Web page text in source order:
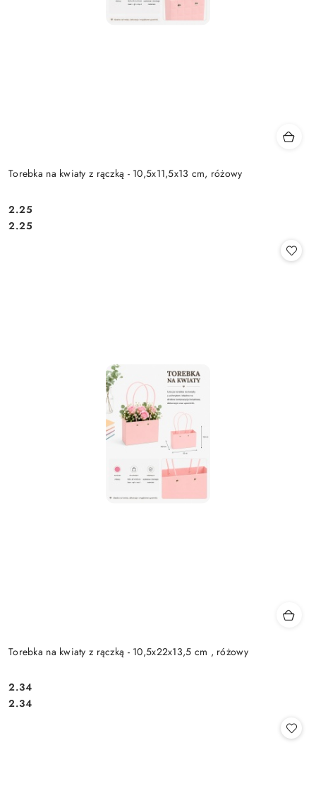
Torebka na kwiaty z rączką - 10,5x11,5x13 cm, różowy
Cena:
2.25
Cena:
2.25
Torebka na kwiaty z rączką - 10,5x22x13,5 cm , różowy
Cena:
2.34
Cena:
2.34